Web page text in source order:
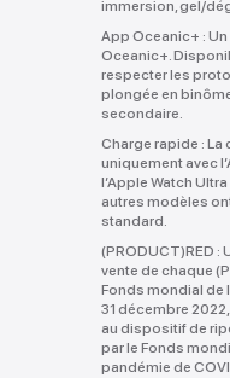
immersion, gel/
App Oceanic+ :
Oceanic+.
respecter les
plongée en
secondaire.
Charge rapide : La
uniquement avec
l’Apple Watch
autres modèles
standard.
(PRODUCT)RED :
vente de chaque
Fonds mondial de
31 décembre
au dispositif de
par le Fonds
pandémie de